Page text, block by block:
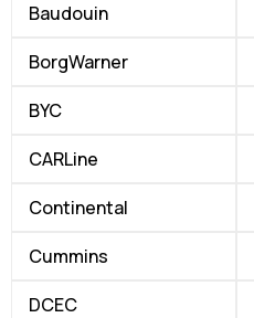
Baudouin
BorgWarner
BYC
CARLine
Continental
Cummins
DCEC